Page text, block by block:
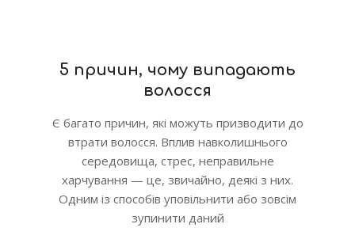
5 причин, чому випадають
волосся
Є багато причин, які можуть призводити до
втрати волосся. Вплив навколишнього
середовища, стрес, неправильне
харчування — це, звичайно, деякі з них.
Одним із способів уповільнити або зовсім
зупинити даний